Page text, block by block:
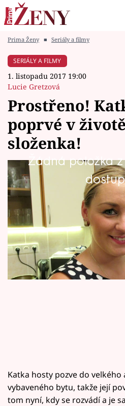
Módní alarm
Témata
Celebrity
Vztahy
Seriály
Horoskopy
Sledujte prima+
Filmový festival
Sledujte nás
Prima Ženy ■ Seriály a filmy
SERIÁLY A FILMY
1. listopadu 2017 19:00
Lucie Gretzová
Prostřeno!
poprvé v
složenka!
Žádná položka
Co předvede kadeřnice
chce vyhrát za každou
Katka hosty pozve do
vybaveného bytu, takže její
tom nyní, kdy se rozvádí a je